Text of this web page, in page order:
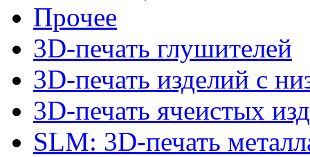
Прочее
3D-печать глушителей
3D-печать изделий с
3D-печать ячеистых
SLM: 3D-печать